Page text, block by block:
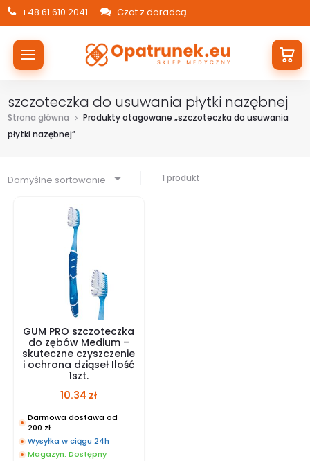
+48 61 610 2041 Czat z doradcą
szczoteczka do usuwania płytki nazębnej
Strona główna
Produkty otagowane „szczoteczka do usuwania
płytki nazębnej”
Domyślne sortowanie 1 produkt
GUM PRO szczoteczka
do zębów Medium –
skuteczne czyszczenie
i ochrona dziąseł Ilość
1szt.
10.34 zł
Darmowa dostawa od
200 zł
Wysyłka w ciągu 24h
Magazyn: Dostępny